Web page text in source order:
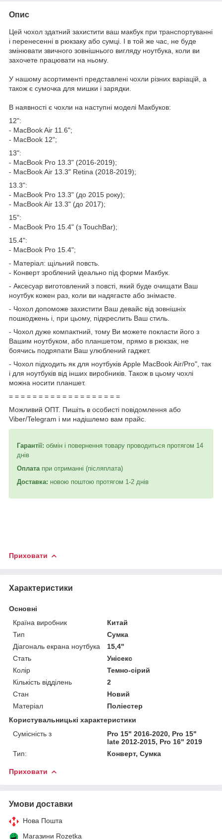
Опис
Цей чохол здатний захистити ваш макбук при транспортуванні
і перенесенні в рюкзаку або сумці. І в той же час, не буде
змінювати звичного зовнішнього вигляду ноутбука, коли ви
захочете працювати на ньому.
У нашому асортименті представлені чохли різних варіацій, а
також є сумочка для мишки і зарядки.
В наявності є чохли на наступні моделі Макбуков:
12":
- MacBook Air 11.6";
- MacBook 12";
13":
- MacBook Pro 13.3" (2016-2019);
- MacBook Air 13.3" Retina (2018-2019);
13.3":
- MacBook Pro 13.3" (до 2015 року);
- MacBook Air 13.3" (до 2017);
15":
- MacBook Pro 15.4" (з TouchBar);
15.4":
- MacBook Pro 15.4";
- Матеріал: щільний повсть.
- Конверт зроблений ідеально під форми Макбук.
- Аксесуар виготовлений з повсті, який буде очищати Ваш
ноутбук кожен раз, коли ви надягаєте або знімаєте.
- Чохол допоможе захистити Ваш девайс від зовнішніх
пошкоджень і, при цьому, підкреслить Ваш стиль.
- Чохол дуже компактний, тому Ви можете покласти його з
Вашим ноутбуком, або планшетом, прямо в рюкзак, не
боячись подряпати Ваш улюблений гаджет.
- Чохол підходить як для ноутбуків Apple MacBook Air/Pro", так
і для ноутбуків від інших виробників. Також в цьому чохлі
можна носити планшет.
= = = = = = = = = = = = = = = = = = =
Можливий ОПТ. Пишіть в особисті повідомлення або
Viber/Telegram і ми надішлемо вам прайс.
Гарантії: обмін і повернення товару проводиться протягом 14
днів
Оплата при отриманні (післяплата)
Доставка: новою поштою протягом 1-2 днів
Приховати
Характеристики
Основні
Країна виробник
Китай
Тип
Сумка
Діагональ екрана ноутбука
15,4"
Стать
Унісекс
Колір
Темно-сірий
Кількість відділень
2
Стан
Новий
Матеріал
Поліестер
Користувальницькі характеристики
Сумісність з
Pro 15" 2016-2020, Pro 15"
late 2012-2015, Pro 16" 2019
Тип:
Конверт, Сумка
Приховати
Умови доставки
Нова Пошта
Магазини Rozetka